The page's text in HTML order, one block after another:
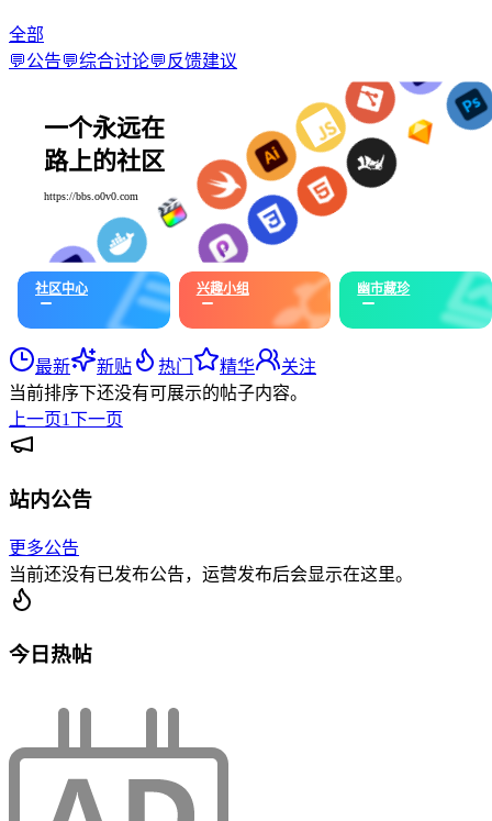
全部
💬公告💬综合讨论💬反馈建议
一个永远在
路上的社区
https://bbs.o0v0.com
社区中心 兴趣小组 幽市藏珍
最新 新贴 热门 精华
关注
当前排序下还没有可展示的帖子内容。
上一页1下一页
站内公告
更多公告
当前还没有已发布公告，运营发布后会显示在这里。
今日热帖